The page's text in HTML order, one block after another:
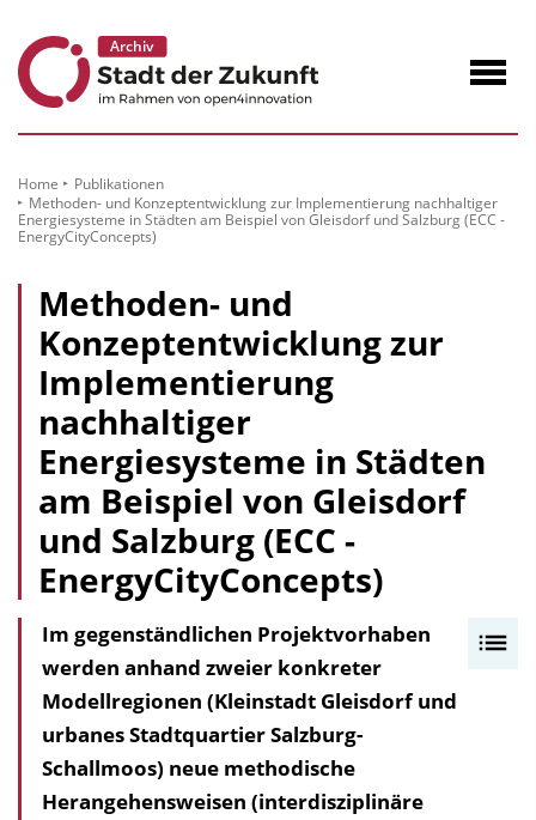
Inhalt
Home
Publikationen
Methoden- und Konzeptentwicklung zur Implementierung nachhaltiger
Energiesysteme in Städten am Beispiel von Gleisdorf und Salzburg (ECC -
EnergyCityConcepts)
Methoden- und
Konzeptentwicklung zur
Implementierung
nachhaltiger
Energiesysteme in Städten
am Beispiel von Gleisdorf
und Salzburg (ECC -
EnergyCityConcepts)
Im gegenständlichen Projektvorhaben
werden anhand zweier konkreter
Modellregionen (Kleinstadt Gleisdorf und
urbanes Stadtquartier Salzburg-
Schallmoos) neue methodische
Herangehensweisen (interdisziplinäre